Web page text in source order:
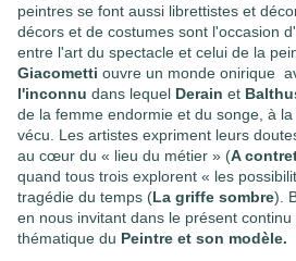
peintres se font aussi librettistes et
décors et de costumes sont l'occasion
entre l'art du spectacle et celui de la
Giacometti ouvre un monde onirique
l'inconnu dans lequel Derain et
de la femme endormie et du songe, à
vécu. Les artistes expriment leurs
au cœur du « lieu du métier » (A
quand tous trois explorent « les
tragédie du temps (La griffe sombre).
en nous invitant dans le présent
thématique du Peintre et son modèle.